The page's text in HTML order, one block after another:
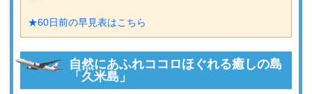
★60日前の早見表はこちら
自然にあふれココロほぐれる癒しの島
「久米島」